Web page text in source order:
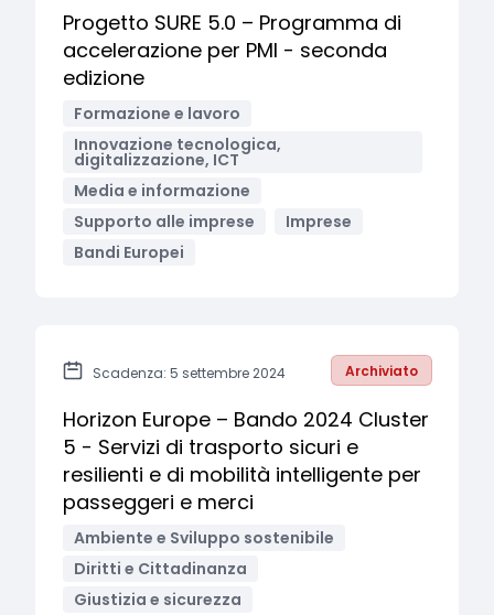
Progetto SURE 5.0 – Programma di
accelerazione per PMI - seconda
edizione
Formazione e lavoro
Innovazione tecnologica,
digitalizzazione, ICT
Media e informazione
Supporto alle imprese
Imprese
Bandi Europei
Scadenza: 5 settembre 2024 Archiviato
Horizon Europe – Bando 2024 Cluster
5 - Servizi di trasporto sicuri e
resilienti e di mobilità intelligente per
passeggeri e merci
Ambiente e Sviluppo sostenibile
Diritti e Cittadinanza
Giustizia e sicurezza